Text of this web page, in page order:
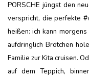
PORSCHE jüngst den
verspricht, die perfekte
heißen: ich kann
aufdringlich Brötchen
Familie zur Kita cruisen.
auf dem Teppich,